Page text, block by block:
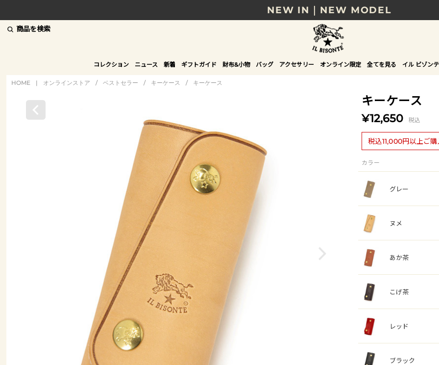
NEW IN｜NEW MODEL
8/17(月)10時まで｜税込11,000円以上で送料無
贈る相手やシーンから選べる、新しいギフトガ
NEW IN｜COLOR LEATHER
商品を検索
コレクション ニュース 新着 ギフトガイド 財布&小物 バッグ アクセサリー オンライン限定 全てを見る イル ビゾン
HOME | オンラインストア / ベストセラー / キーケース / キーケース
キーケース
¥12,650 税込
税込11,000円以上ご
カラー
グレー
ヌメ
あか茶
こげ茶
レッド
ブラック